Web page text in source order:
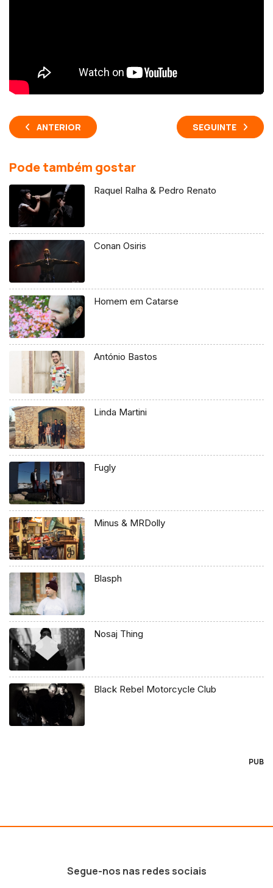
ANTERIOR SEGUINTE
Pode também gostar
Raquel Ralha & Pedro Renato
Conan Osiris
Homem em Catarse
António Bastos
Linda Martini
Fugly
Minus & MRDolly
Blasph
Nosaj Thing
Black Rebel Motorcycle Club
PUB
Segue-nos nas redes sociais